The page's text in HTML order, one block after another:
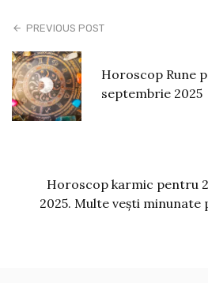
PREVIOUS POST
Horoscop Rune
septembrie 2025
Horoscop karmic pentru
2025. Multe vești minunate